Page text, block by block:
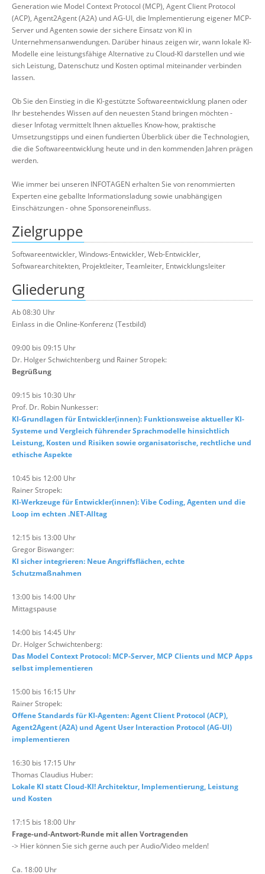
Generation wie Model Context Protocol (MCP), Agent Client Protocol
(ACP), Agent2Agent (A2A) und AG-UI, die Implementierung eigener MCP-
Server und Agenten sowie der sichere Einsatz von KI in
Unternehmensanwendungen. Darüber hinaus zeigen wir, wann lokale KI-
Modelle eine leistungsfähige Alternative zu Cloud-KI darstellen und wie
sich Leistung, Datenschutz und Kosten optimal miteinander verbinden
lassen.
Ob Sie den Einstieg in die KI-gestützte Softwareentwicklung planen oder
Ihr bestehendes Wissen auf den neuesten Stand bringen möchten -
dieser Infotag vermittelt Ihnen aktuelles Know-how, praktische
Umsetzungstipps und einen fundierten Überblick über die Technologien,
die die Softwareentwicklung heute und in den kommenden Jahren prägen
werden.
Wie immer bei unseren INFOTAGEN erhalten Sie von renommierten
Experten eine geballte Informationsladung sowie unabhängigen
Einschätzungen - ohne Sponsoreneinfluss.
Zielgruppe
Softwareentwickler, Windows-Entwickler, Web-Entwickler,
Softwarearchitekten, Projektleiter, Teamleiter, Entwicklungsleiter
Gliederung
Ab 08:30 Uhr
Einlass in die Online-Konferenz (Testbild)
09:00 bis 09:15 Uhr
Dr. Holger Schwichtenberg und Rainer Stropek:
Begrüßung
09:15 bis 10:30 Uhr
Prof. Dr. Robin Nunkesser:
KI-Grundlagen für Entwickler(innen): Funktionsweise aktueller KI-
Systeme und Vergleich führender Sprachmodelle hinsichtlich
Leistung, Kosten und Risiken sowie organisatorische, rechtliche und
ethische Aspekte
10:45 bis 12:00 Uhr
Rainer Stropek:
KI-Werkzeuge für Entwickler(innen): Vibe Coding, Agenten und die
Loop im echten .NET-Alltag
12:15 bis 13:00 Uhr
Gregor Biswanger:
KI sicher integrieren: Neue Angriffsflächen, echte
Schutzmaßnahmen
13:00 bis 14:00 Uhr
Mittagspause
14:00 bis 14:45 Uhr
Dr. Holger Schwichtenberg:
Das Model Context Protocol: MCP-Server, MCP Clients und MCP Apps
selbst implementieren
15:00 bis 16:15 Uhr
Rainer Stropek:
Offene Standards für KI-Agenten: Agent Client Protocol (ACP),
Agent2Agent (A2A) und Agent User Interaction Protocol (AG-UI)
implementieren
16:30 bis 17:15 Uhr
Thomas Claudius Huber:
Lokale KI statt Cloud-KI! Architektur, Implementierung, Leistung
und Kosten
17:15 bis 18:00 Uhr
Frage-und-Antwort-Runde mit allen Vortragenden
-> Hier können Sie sich gerne auch per Audio/Video melden!
Ca. 18:00 Uhr